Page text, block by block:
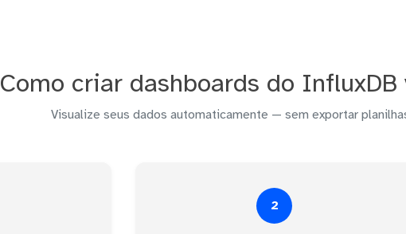
Como criar dashboards do InfluxDB
Visualize seus dados automaticamente — sem exportar
2